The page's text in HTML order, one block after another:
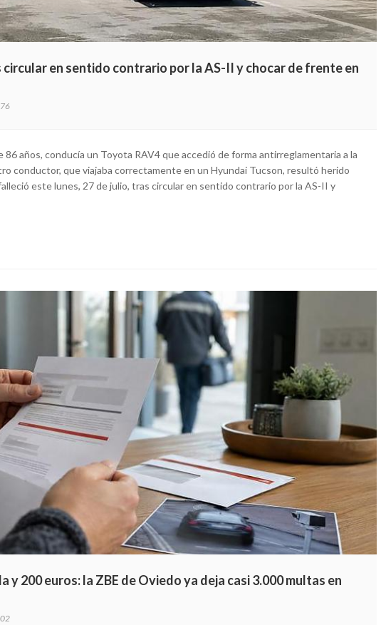
en sentido contrario por la AS-II y chocar de frente en
86 años, conducía un Toyota RAV4 que accedió de forma antirreglamentaria a la
conductor, que viajaba correctamente en un Hyundai Tucson, resultó herido
este lunes, 27 de julio, tras circular en sentido contrario por la AS-II y
y 200 euros: la ZBE de Oviedo ya deja casi 3.000 multas en